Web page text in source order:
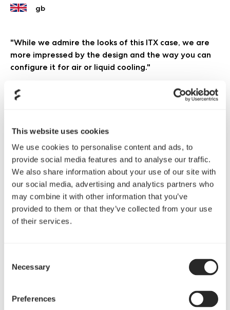
This website uses cookies
We use cookies to personalise content and ads, to
provide social media features and to analyse our traffic.
We also share information about your use of our site with
our social media, advertising and analytics partners who
may combine it with other information that you’ve
provided to them or that they’ve collected from your use
of their services.
Selection
Necessary
Preferences
"While we admire the looks of this ITX case, we are
more impressed by the design and the way you can
configure it for air or liquid cooling."
"The Era has an elegance to it that is still very rare in
small form factor cases, backed up with a well
thought out interior, clever construction, excellent
documentation, and exceptional attention to detail."
Modders Inc
阅读更多
you back to create a more powerful beast thanks to
the fact you can insert a dual-slot graphics card[.]"
阅读更多